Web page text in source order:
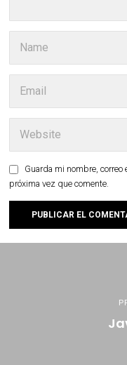
Guarda mi nombre, correo
próxima vez que comente.